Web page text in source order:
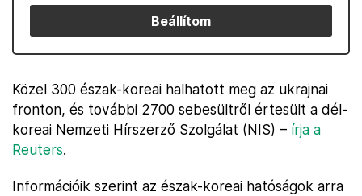
Beállítom
Közel 300 észak-koreai halhatott meg az ukrajnai
fronton, és további 2700 sebesültről értesült a dél-
koreai Nemzeti Hírszerző Szolgálat (NIS) – írja a
Reuters.
Információik szerint az észak-koreai hatóságok arra